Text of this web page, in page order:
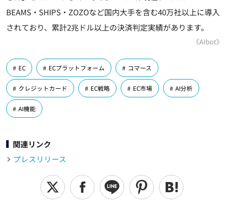
BEAMS・SHIPS・ZOZOなど国内大手を含む40万社以上に導入
されており、累計2兆ドル以上の決済判定実績があります。
《AIbot》
EC ECプラットフォーム コマース
クレジットカード EC戦略 EC市場 AI分析
AI機能
関連リンク
プレスリリース